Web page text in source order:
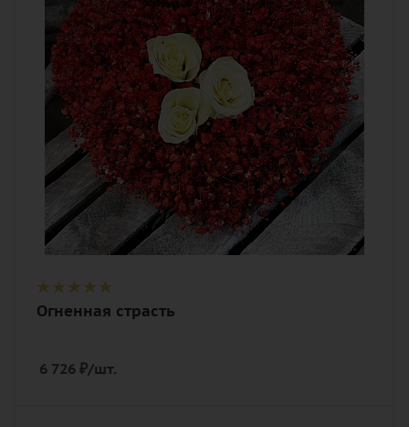
гипсофилы, роза, оазис, лента,
коробка в виде сердца
Огненная страсть
6 726 ₽/шт.